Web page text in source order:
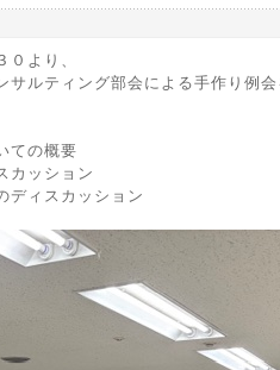
より、
ルティング部会による手作り例会
ての概要
カッション
ィスカッション